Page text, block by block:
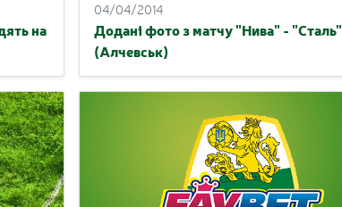
на
04/04/2014
Додані фото з матчу "Нива" - "Сталь"
(Алчевськ)